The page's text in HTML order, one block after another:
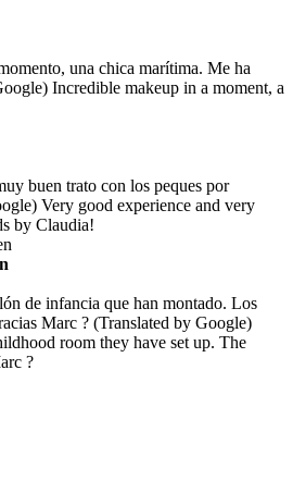
una chica marítima. Me ha
Incredible makeup in a moment, a
buen trato con los peques por
Very good experience and very
by Claudia!
de infancia que han montado. Los
Marc ? (Translated by Google)
room they have set up. The
?